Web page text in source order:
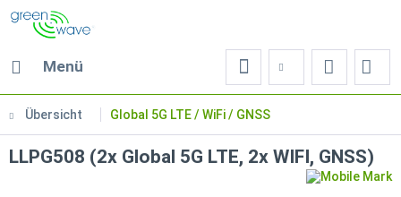
Menü
Übersicht Global 5G LTE / WiFi / GNSS
LLPG508 (2x Global 5G LTE, 2x WIFI, GNSS)